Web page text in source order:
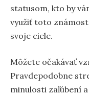
statusom, kto by
využiť toto
svoje ciele.
Môžete očakávať
Pravdepodobne
minulosti zaľúbení